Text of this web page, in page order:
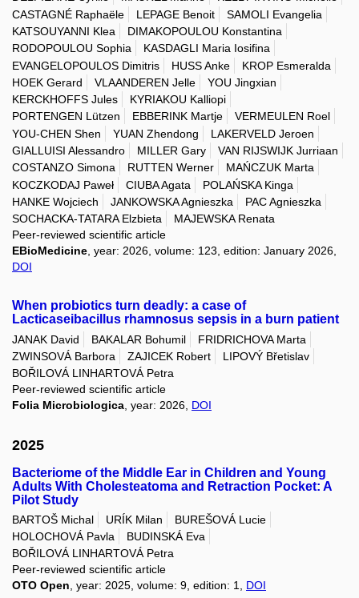
CASTAGNÉ Raphaële
LEPAGE Benoit
SAMOLI Evangelia
KATSOUYANNI Klea
DIMAKOPOULOU Konstantina
RODOPOULOU Sophia
KASDAGLI Maria Iosifina
EVANGELOPOULOS Dimitris
HUSS Anke
KROP Esmeralda
HOEK Gerard
VLAANDEREN Jelle
YOU Jingxian
KERCKHOFFS Jules
KYRIAKOU Kalliopi
PORTENGEN Lützen
EBBERINK Martje
VERMEULEN Roel
YOU-CHEN Shen
YUAN Zhendong
LAKERVELD Jeroen
GIALLUISI Alessandro
MILLER Gary
VAN RIJSWIJK Jurriaan
COSTANZO Simona
RUTTEN Werner
MAŃCZUK Marta
KOCZKODAJ Paweł
CIUBA Agata
POLAŃSKA Kinga
HANKE Wojciech
JANKOWSKA Agnieszka
PAC Agnieszka
SOCHACKA-TATARA Elzbieta
MAJEWSKA Renata
Peer-reviewed scientific article
EBioMedicine, year: 2026, volume: 123, edition: January 2026,
DOI
When probiotics turn deadly: a case of
Lacticaseibacillus rhamnosus sepsis in a burn patient
JANAK David BAKALAR Bohumil
FRIDRICHOVA Marta
ZWINSOVÁ Barbora
ZAJICEK Robert
LIPOVÝ Břetislav
BOŘILOVÁ LINHARTOVÁ Petra
Peer-reviewed scientific article
Folia Microbiologica , year: 2026, DOI
2025
Bacteriome of the Middle Ear in Children and Young
Adults With Cholesteatoma and Retraction Pocket: A
Pilot Study
BARTOŠ Michal URÍK Milan
BUREŠOVÁ Lucie
HOLOCHOVÁ Pavla
BUDINSKÁ Eva
BOŘILOVÁ LINHARTOVÁ Petra
Peer-reviewed scientific article
OTO Open, year: 2025, volume: 9, edition: 1, DOI